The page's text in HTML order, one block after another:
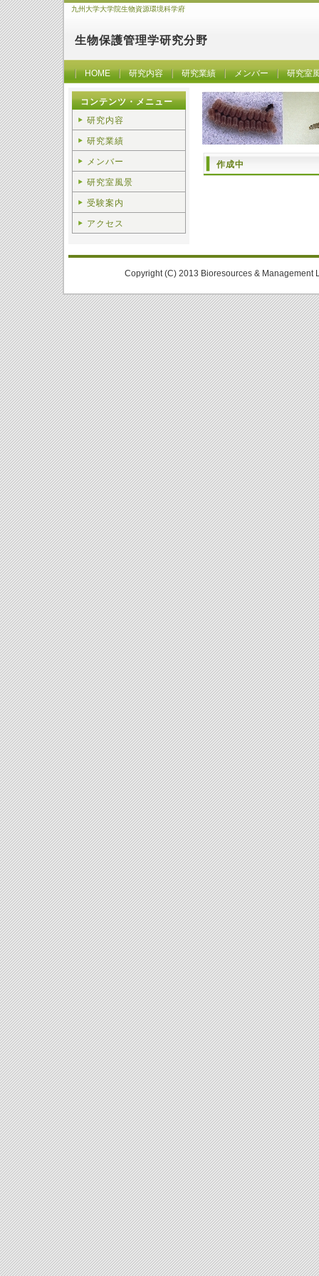
九州大学大学院生物資源環境科学府
生物保護管理学研究分野
HOME 研究内容 研究業績 メンバー 研究室
作成中
コンテンツ・メニュー
研究内容
研究業績
メンバー
研究室風景
受験案内
アクセス
Copyright (C) 2013 Bioresources &